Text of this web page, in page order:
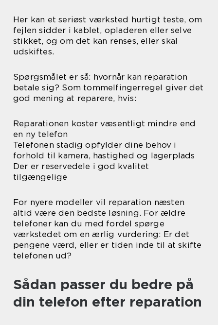
Her kan et seriøst værksted hurtigt teste, om
fejlen sidder i kablet, opladeren eller selve
stikket, og om det kan renses, eller skal
udskiftes.
Spørgsmålet er så: hvornår kan reparation
betale sig? Som tommelfingerregel giver det
god mening at reparere, hvis:
Reparationen koster væsentligt mindre end
en ny telefon
Telefonen stadig opfylder dine behov i
forhold til kamera, hastighed og lagerplads
Der er reservedele i god kvalitet
tilgængelige
For nyere modeller vil reparation næsten
altid være den bedste løsning. For ældre
telefoner kan du med fordel spørge
værkstedet om en ærlig vurdering: Er det
pengene værd, eller er tiden inde til at skifte
telefonen ud?
Sådan passer du bedre på
din telefon efter reparation